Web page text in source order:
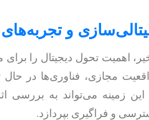
اهمیت تحول دیجیتال را
مجازی، فناوری‌ها در
زمینه می‌تواند به بررسی
و فراگیری بپردازد.